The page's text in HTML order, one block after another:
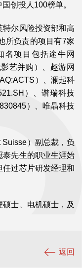
创投人100榜单。
特尔风险投资部和高
所负责的项目有7家
名项目包括途牛网
艺并购）、趣游网
）、澜起科
）、谱瑞科技
）、唯晶科技
）副总裁，负
泰先生的职业生涯始
过芯片研发经理和
士、电机硕士，及
返回